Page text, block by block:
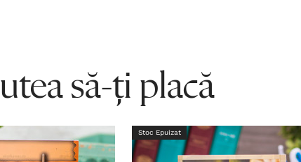
să-ți placă
Stoc Epuizat